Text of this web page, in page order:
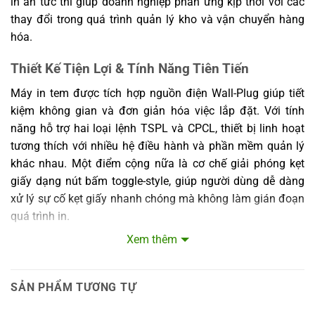
thay đổi trong quá trình quản lý kho và vận chuyển hàng
hóa.
Thiết Kế Tiện Lợi & Tính Năng Tiên Tiến
Máy in tem được tích hợp nguồn điện Wall-Plug giúp tiết
kiệm không gian và đơn giản hóa việc lắp đặt. Với tính
năng hỗ trợ hai loại lệnh TSPL và CPCL, thiết bị linh hoạt
tương thích với nhiều hệ điều hành và phần mềm quản lý
khác nhau. Một điểm cộng nữa là cơ chế giải phóng kẹt
giấy dạng nút bấm toggle-style, giúp người dùng dễ dàng
xử lý sự cố kẹt giấy nhanh chóng mà không làm gián đoạn
quá trình in.
năng factory reset giúp trả về cài đặt mặc định, tính năng
Xem thêm
SẢN PHẨM TƯƠNG TỰ